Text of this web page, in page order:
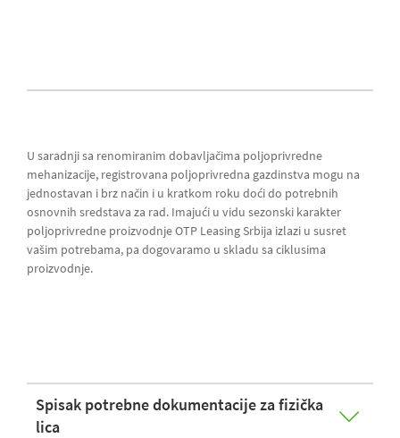
U saradnji sa renomiranim dobavljačima poljoprivredne
mehanizacije, registrovana poljoprivredna gazdinstva mogu na
jednostavan i brz način i u kratkom roku doći do potrebnih
osnovnih sredstava za rad. Imajući u vidu sezonski karakter
poljoprivredne proizvodnje OTP Leasing Srbija izlazi u susret
vašim potrebama, pa dogovaramo u skladu sa ciklusima
proizvodnje.
Spisak potrebne dokumentacije za fizička
lica